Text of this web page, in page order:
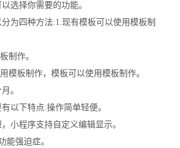
选择你需要的功能。
为四种方法:1.现有模板可以使用模板制
制作。
模板制作，模板可以使用模板制作。
。
以下特点:操作简单轻便。
小程序支持自定义编辑显示。
能强迫症。